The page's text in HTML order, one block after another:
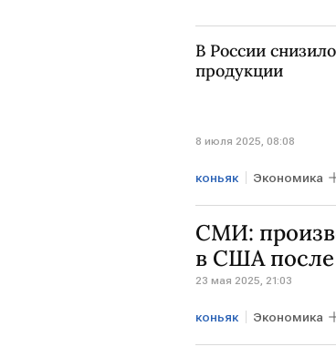
В России
продукции
8 июля 2025, 08:08
коньяк Экономика
СМИ:
в США
23 мая 2025, 21:03
коньяк Экономика